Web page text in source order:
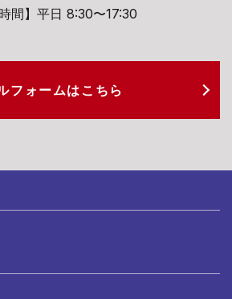
時間】平日 8:30〜17:30
フォームは こちら